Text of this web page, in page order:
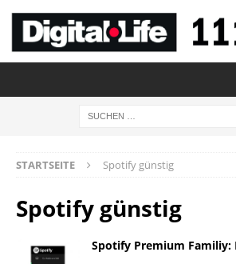
STARTSEITE Spotify günstig
Spotify günstig
Spotify Premium